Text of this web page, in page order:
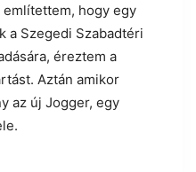
hogy egy
a Szegedi Szabadtéri
éreztem a
Aztán amikor
az új Jogger, egy